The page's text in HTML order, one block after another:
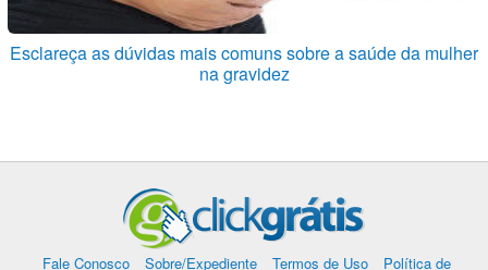
Esclareça as dúvidas mais comuns sobre a saúde da mulher
na gravidez
Fale Conosco Sobre/Expediente Termos de Uso Política de